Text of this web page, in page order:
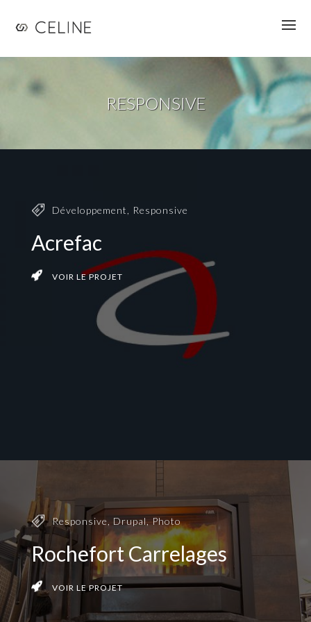
RESPONSIVE
Développement Responsive
Acrefac
VOIR LE PROJET
Responsive, Drupal,Photo
Rochefort Carrelages
VOIR LE PROJET